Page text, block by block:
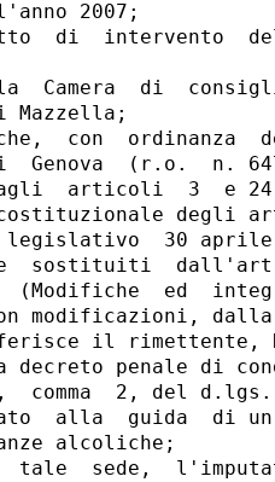
2007;
di  intervento
Camera  di
Mazzella;
con  ordinanza
Genova  (r.o.  n.
articoli  3  e 24
degli
30 aprile
sostituiti  dall'art.
(Modifiche  ed
modificazioni, dalla
il rimettente,
decreto penale di
2, del
alla  guida  di
alcoliche;
tale  sede,